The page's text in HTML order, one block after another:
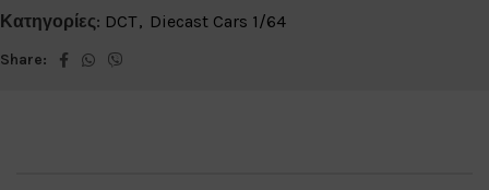
Κατηγορίες: DCT, Diecast Cars 1/64
Share: